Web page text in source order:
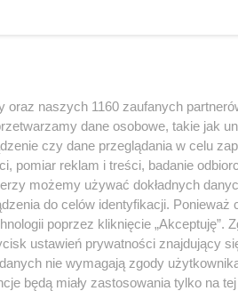
oraz naszych 1160 zaufanych
dane osobowe, takie jak
czy dane przeglądania w celu
pomiar reklam i treści, badanie
możemy używać dokładnych
do celów identyfikacji. Ponieważ
poprzez kliknięcie „Akceptuję”.
ustawień prywatności znajdujący
nie wymagają zgody
będą miały zastosowania tylko na